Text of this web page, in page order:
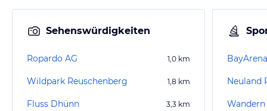
Sehenswürdigkeiten
Ropardo AG 1,0 km
Wildpark Reuschenberg 1,8 km
Fluss Dhünn 3,3 km
Neuland